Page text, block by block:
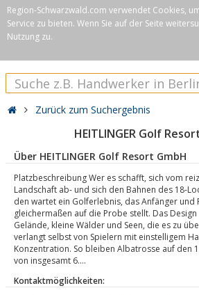
Region-Schwarzwald.com verwendet Cookies,
Service zu bieten. Wenn Sie auf der Seite
Nutzung zu.
Zurück zum Suchergebnis
HEITLINGER Golf
Über HEITLINGER Golf Resort GmbH
Platzbeschreibung Wer es schafft, sich vom
Landschaft ab- und sich den Bahnen des 18-
den wartet ein Golferlebnis, das Anfänger und
gleichermaßen auf die Probe stellt. Das
Gelände, kleine Wälder und Seen, die es zu
verlangt selbst von Spielern mit einstelligem
Konzentration. So bleiben Albatrosse auf den
von insgesamt 6....
Kontaktmöglichkeiten: